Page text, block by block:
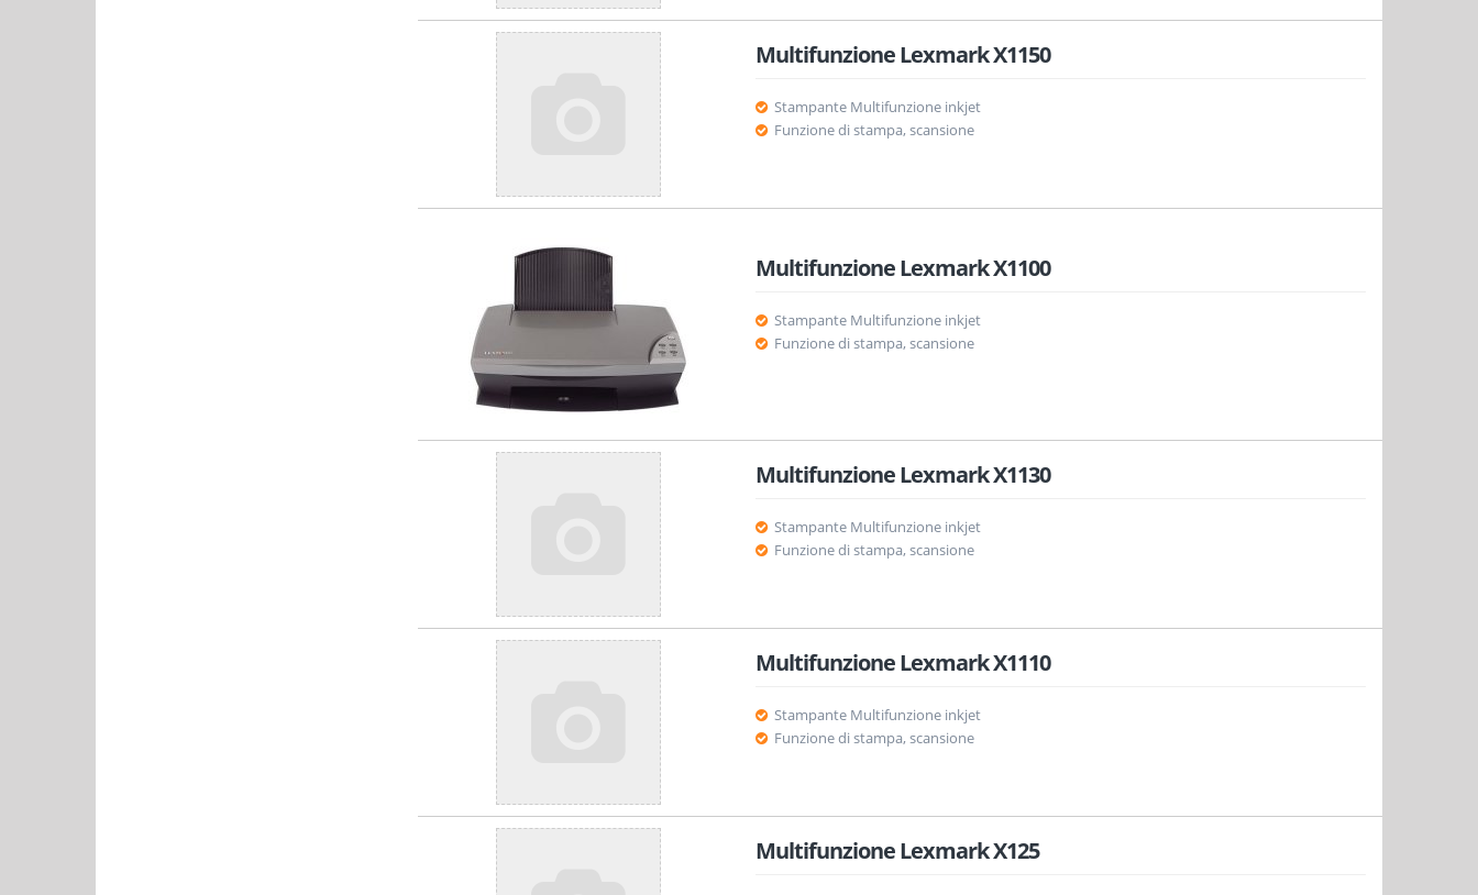
Multifunzione Lexmark X1150
Stampante Multifunzione inkjet
Funzione di stampa, scansione
Multifunzione Lexmark X1100
Stampante Multifunzione inkjet
Funzione di stampa, scansione
Multifunzione Lexmark X1130
Stampante Multifunzione inkjet
Funzione di stampa, scansione
Multifunzione Lexmark X1110
Stampante Multifunzione inkjet
Funzione di stampa, scansione
Multifunzione Lexmark X125